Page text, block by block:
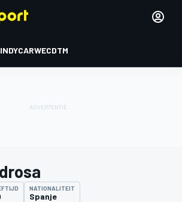
INDYCARWECDTM
NATIONALITEIT
Spanje